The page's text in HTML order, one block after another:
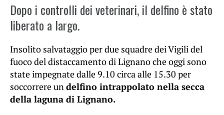
Dopo i controlli dei veterinari, il delfino è stato
liberato a largo.
Insolito salvataggio per due squadre dei Vigili del
fuoco del distaccamento di Lignano che oggi sono
state impegnate dalle 9.10 circa alle 15.30 per
soccorrere undelfino intrappolato nella secca
della laguna di Lignano.